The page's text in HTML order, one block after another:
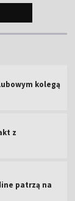
kolegą
z
patrzą na